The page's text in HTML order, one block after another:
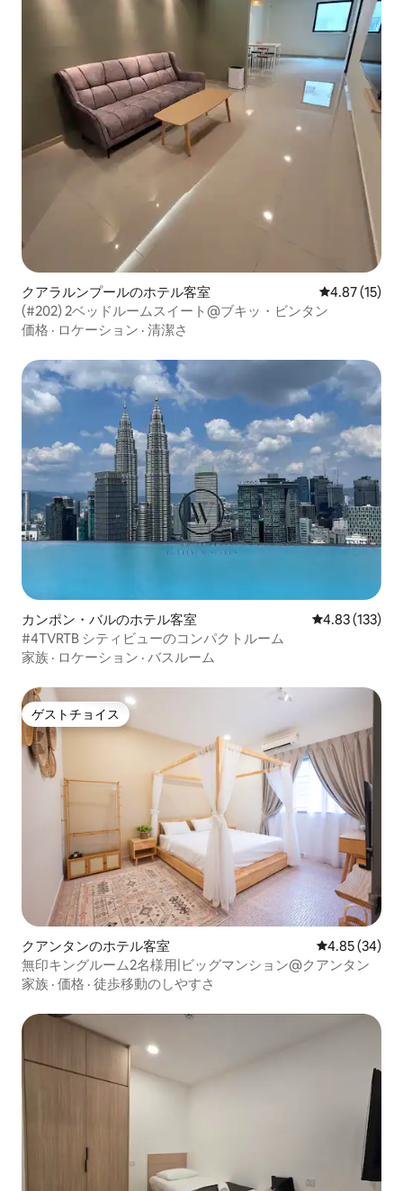
クアラルンプールのホテル客室 レビュー15
4.87 (15)
(#202) 2ベッドルームスイート@ブキッ・ビンタン
価格 · ロケーション · 清潔さ
カンポン・バルのホテル客室 レビュー133
4.83 (133)
#4TVRTB シティビューのコンパクトルーム
家族 · ロケーション · バスルーム
ゲストチョイス
ゲストチョイス
クアンタンのホテル客室 レビュー34
4.85 (34)
無印キングルーム2名様用|ビッグマンション@クアンタン
家族 · 価格 · 徒歩移動のしやすさ